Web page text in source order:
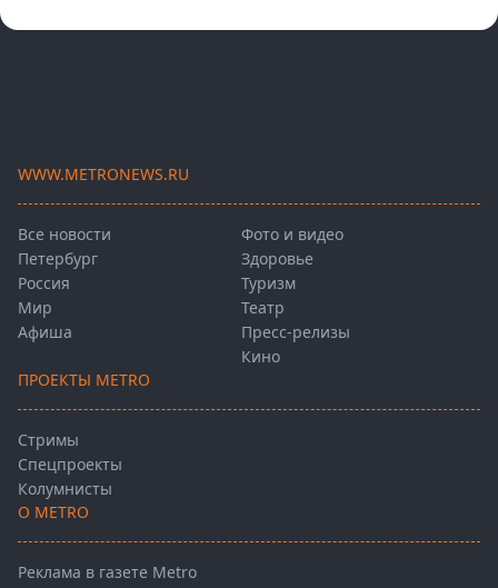
WWW.METRONEWS.RU
Все новости
Петербург
Россия
Мир
Афиша
Фото и видео
Здоровье
Туризм
Театр
Пресс-релизы
Кино
ПРОЕКТЫ METRO
Стримы
Спецпроекты
Колумнисты
О METRO
Реклама в газете Metro